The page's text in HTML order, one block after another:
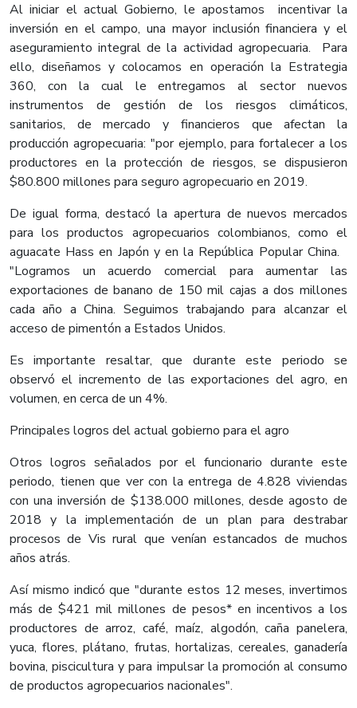
Al iniciar el actual Gobierno, le apostamos incentivar la
inversión en el campo, una mayor inclusión financiera y el
aseguramiento integral de la actividad agropecuaria. Para
ello, diseñamos y colocamos en operación la Estrategia
360, con la cual le entregamos al sector nuevos
instrumentos de gestión de los riesgos climáticos,
sanitarios, de mercado y financieros que afectan la
producción agropecuaria: "por ejemplo, para fortalecer a los
productores en la protección de riesgos, se dispusieron
$80.800 millones para seguro agropecuario en 2019.
De igual forma, destacó la apertura de nuevos mercados
para los productos agropecuarios colombianos, como el
aguacate Hass en Japón y en la República Popular China.
"Logramos un acuerdo comercial para aumentar las
exportaciones de banano de 150 mil cajas a dos millones
cada año a China. Seguimos trabajando para alcanzar el
acceso de pimentón a Estados Unidos.
Es importante resaltar, que durante este periodo se
observó el incremento de las exportaciones del agro, en
volumen, en cerca de un 4%.
Principales logros del actual gobierno para el agro
Otros logros señalados por el funcionario durante este
periodo, tienen que ver con la entrega de 4.828 viviendas
con una inversión de $138.000 millones, desde agosto de
2018 y la implementación de un plan para destrabar
procesos de Vis rural que venían estancados de muchos
años atrás.
Así mismo indicó que "durante estos 12 meses, invertimos
más de $421 mil millones de pesos* en incentivos a los
productores de arroz, café, maíz, algodón, caña panelera,
yuca, flores, plátano, frutas, hortalizas, cereales, ganadería
bovina, piscicultura y para impulsar la promoción al consumo
de productos agropecuarios nacionales".